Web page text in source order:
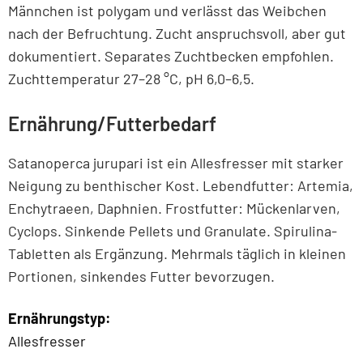
Männchen ist polygam und verlässt das Weibchen
nach der Befruchtung. Zucht anspruchsvoll, aber gut
dokumentiert. Separates Zuchtbecken empfohlen.
Zuchttemperatur 27–28 °C, pH 6,0–6,5.
Ernährung/Futterbedarf
Satanoperca jurupari ist ein Allesfresser mit starker
Neigung zu benthischer Kost. Lebendfutter: Artemia,
Enchytraeen, Daphnien. Frostfutter: Mückenlarven,
Cyclops. Sinkende Pellets und Granulate. Spirulina-
Tabletten als Ergänzung. Mehrmals täglich in kleinen
Portionen, sinkendes Futter bevorzugen.
Ernährungstyp:
Allesfresser